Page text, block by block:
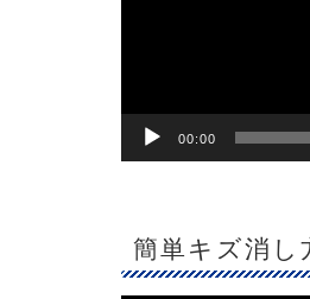
00:00
簡単キズ消し